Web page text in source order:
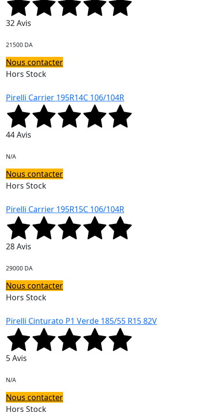
32 Avis
21500 DA
Nous contacter
Hors Stock
Pirelli Carrier 195R14C 106/104R
44 Avis
N/A
Nous contacter
Hors Stock
Pirelli Carrier 195R15C 106/104R
28 Avis
29000 DA
Nous contacter
Hors Stock
Pirelli Cinturato P1 Verde 185/55 R15 82V
5 Avis
N/A
Nous contacter
Hors Stock